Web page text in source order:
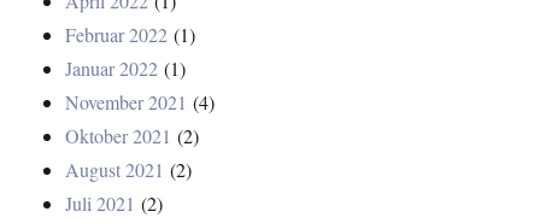
Februar 2022 (1)
Januar 2022 (1)
November 2021 (4)
Oktober 2021 (2)
August 2021 (2)
Juli 2021 (2)